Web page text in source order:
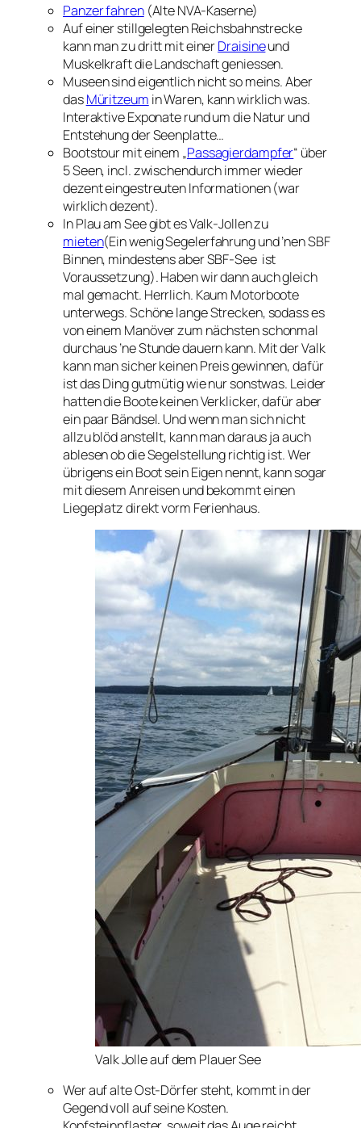
Panzer fahren(Alte NVA-Kaserne)
Auf einer stillgelegten Reichsbahnstrecke
kann man zu dritt mit einerDraisineund
Muskelkraft die Landschaft geniessen.
Museen sind eigentlich nicht so meins. Aber
dasMüritzeum in Waren, kann wirklich was.
Interaktive Exponate rund um die Natur und
Entstehung der Seenplatte…
Bootstour mit einem „Passagierdampfer“ über
5 Seen, incl. zwischendurch immer wieder
dezent eingestreuten Informationen (war
wirklich dezent).
In Plau am See gibt es Valk-Jollen zu
mieten(Ein wenig Segelerfahrung und ’nen SBF
Binnen, mindestens aber SBF-See ist
Voraussetzung). Haben wir dann auch gleich
mal gemacht. Herrlich. Kaum Motorboote
unterwegs. Schöne lange Strecken, sodass es
von einem Manöver zum nächsten schonmal
durchaus ’ne Stunde dauern kann. Mit der Valk
kann man sicher keinen Preis gewinnen, dafür
ist das Ding gutmütig wie nur sonstwas. Leider
hatten die Boote keinen Verklicker, dafür aber
ein paar Bändsel. Und wenn man sich nicht
allzu blöd anstellt, kann man daraus ja auch
ablesen ob die Segelstellung richtig ist. Wer
übrigens ein Boot sein Eigen nennt, kann sogar
mit diesem Anreisen und bekommt einen
Liegeplatz direkt vorm Ferienhaus.
Valk Jolle auf dem Plauer See
Wer auf alte Ost-Dörfer steht, kommt in der
Gegend voll auf seine Kosten.